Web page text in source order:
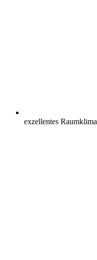
exzellentes Raumklima